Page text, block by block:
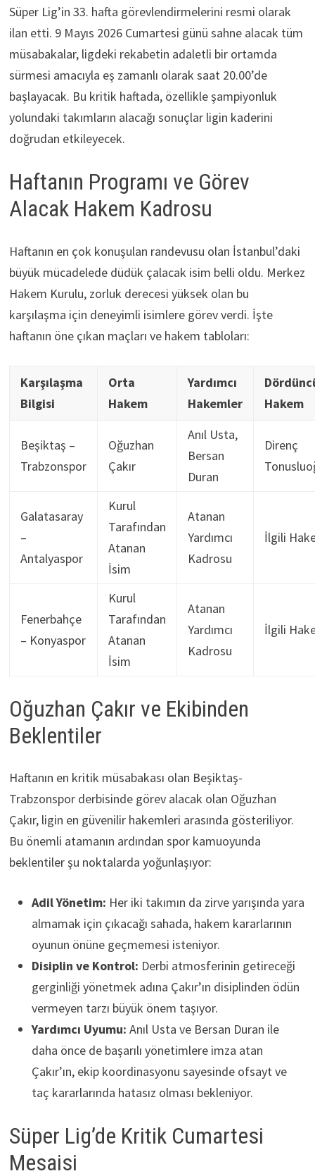
Süper Lig’in 33. hafta görevlendirmelerini resmi olarak
ilan etti. 9 Mayıs 2026 Cumartesi günü sahne alacak tüm
müsabakalar, ligdeki rekabetin adaletli bir ortamda
sürmesi amacıyla eş zamanlı olarak saat 20.00’de
başlayacak. Bu kritik haftada, özellikle şampiyonluk
yolundaki takımların alacağı sonuçlar ligin kaderini
doğrudan etkileyecek.
Haftanın Programı ve Görev
Alacak Hakem Kadrosu
Haftanın en çok konuşulan randevusu olan İstanbul’daki
büyük mücadelede düdük çalacak isim belli oldu. Merkez
Hakem Kurulu, zorluk derecesi yüksek olan bu
karşılaşma için deneyimli isimlere görev verdi. İşte
haftanın öne çıkan maçları ve hakem tabloları:
Karşılaşma
Bilgisi
Orta
Hakem
Yardımcı
Hakemler
Hakem
Beşiktaş –
Trabzonspor
Oğuzhan
Çakır
Anıl Usta,
Bersan
Duran
Direnç
Galatasaray
–
Antalyaspor
Kurul
Tarafından
Atanan
İsim
Atanan
Yardımcı
Kadrosu
İlgili
Fenerbahçe
– Konyaspor
Kurul
Tarafından
Atanan
İsim
Atanan
Yardımcı
Kadrosu
İlgili
Oğuzhan Çakır ve Ekibinden
Beklentiler
Haftanın en kritik müsabakası olan Beşiktaş-
Trabzonspor derbisinde görev alacak olan Oğuzhan
Çakır, ligin en güvenilir hakemleri arasında gösteriliyor.
Bu önemli atamanın ardından spor kamuoyunda
beklentiler şu noktalarda yoğunlaşıyor:
Adil Yönetim: Her iki takımın da zirve yarışında yara
almamak için çıkacağı sahada, hakem kararlarının
oyunun önüne geçmemesi isteniyor.
Disiplin ve Kontrol: Derbi atmosferinin getireceği
gerginliği yönetmek adına Çakır’ın disiplinden ödün
vermeyen tarzı büyük önem taşıyor.
Yardımcı Uyumu: Anıl Usta ve Bersan Duran ile
daha önce de başarılı yönetimlere imza atan
Çakır’ın, ekip koordinasyonu sayesinde ofsayt ve
taç kararlarında hatasız olması bekleniyor.
Süper Lig’de Kritik Cumartesi
Mesaisi